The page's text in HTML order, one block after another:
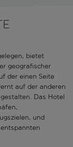
bietet
geografischer
der einen Seite
auf der anderen
Das Hotel
und